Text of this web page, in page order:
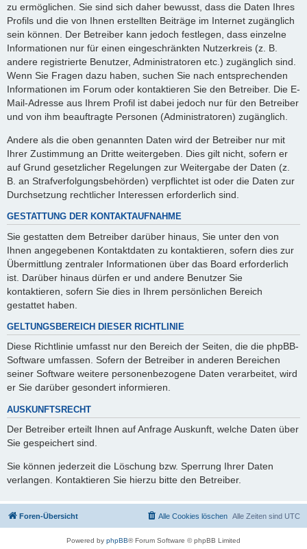
zu ermöglichen. Sie sind sich daher bewusst, dass die Daten Ihres
Profils und die von Ihnen erstellten Beiträge im Internet zugänglich
sein können. Der Betreiber kann jedoch festlegen, dass einzelne
Informationen nur für einen eingeschränkten Nutzerkreis (z. B.
andere registrierte Benutzer, Administratoren etc.) zugänglich sind.
Wenn Sie Fragen dazu haben, suchen Sie nach entsprechenden
Informationen im Forum oder kontaktieren Sie den Betreiber. Die E-
Mail-Adresse aus Ihrem Profil ist dabei jedoch nur für den Betreiber
und von ihm beauftragte Personen (Administratoren) zugänglich.
Andere als die oben genannten Daten wird der Betreiber nur mit
Ihrer Zustimmung an Dritte weitergeben. Dies gilt nicht, sofern er
auf Grund gesetzlicher Regelungen zur Weitergabe der Daten (z.
B. an Strafverfolgungsbehörden) verpflichtet ist oder die Daten zur
Durchsetzung rechtlicher Interessen erforderlich sind.
GESTATTUNG DER KONTAKTAUFNAHME
Sie gestatten dem Betreiber darüber hinaus, Sie unter den von
Ihnen angegebenen Kontaktdaten zu kontaktieren, sofern dies zur
Übermittlung zentraler Informationen über das Board erforderlich
ist. Darüber hinaus dürfen er und andere Benutzer Sie
kontaktieren, sofern Sie dies in Ihrem persönlichen Bereich
gestattet haben.
GELTUNGSBEREICH DIESER RICHTLINIE
Diese Richtlinie umfasst nur den Bereich der Seiten, die die phpBB-
Software umfassen. Sofern der Betreiber in anderen Bereichen
seiner Software weitere personenbezogene Daten verarbeitet, wird
er Sie darüber gesondert informieren.
AUSKUNFTSRECHT
Der Betreiber erteilt Ihnen auf Anfrage Auskunft, welche Daten über
Sie gespeichert sind.
Sie können jederzeit die Löschung bzw. Sperrung Ihrer Daten
verlangen. Kontaktieren Sie hierzu bitte den Betreiber.
Foren-Übersicht Alle Zeiten sind UTC
Alle Cookies löschen
Powered by phpBB® Forum Software © phpBB Limited